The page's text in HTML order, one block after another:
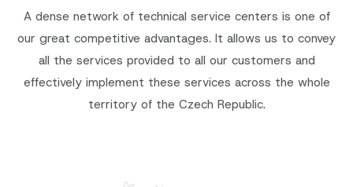
A dense network of technical service centers is one of
our great competitive advantages. It allows us to convey
all the services provided to all our customers and
effectively implement these services across the whole
territory of the Czech Republic.